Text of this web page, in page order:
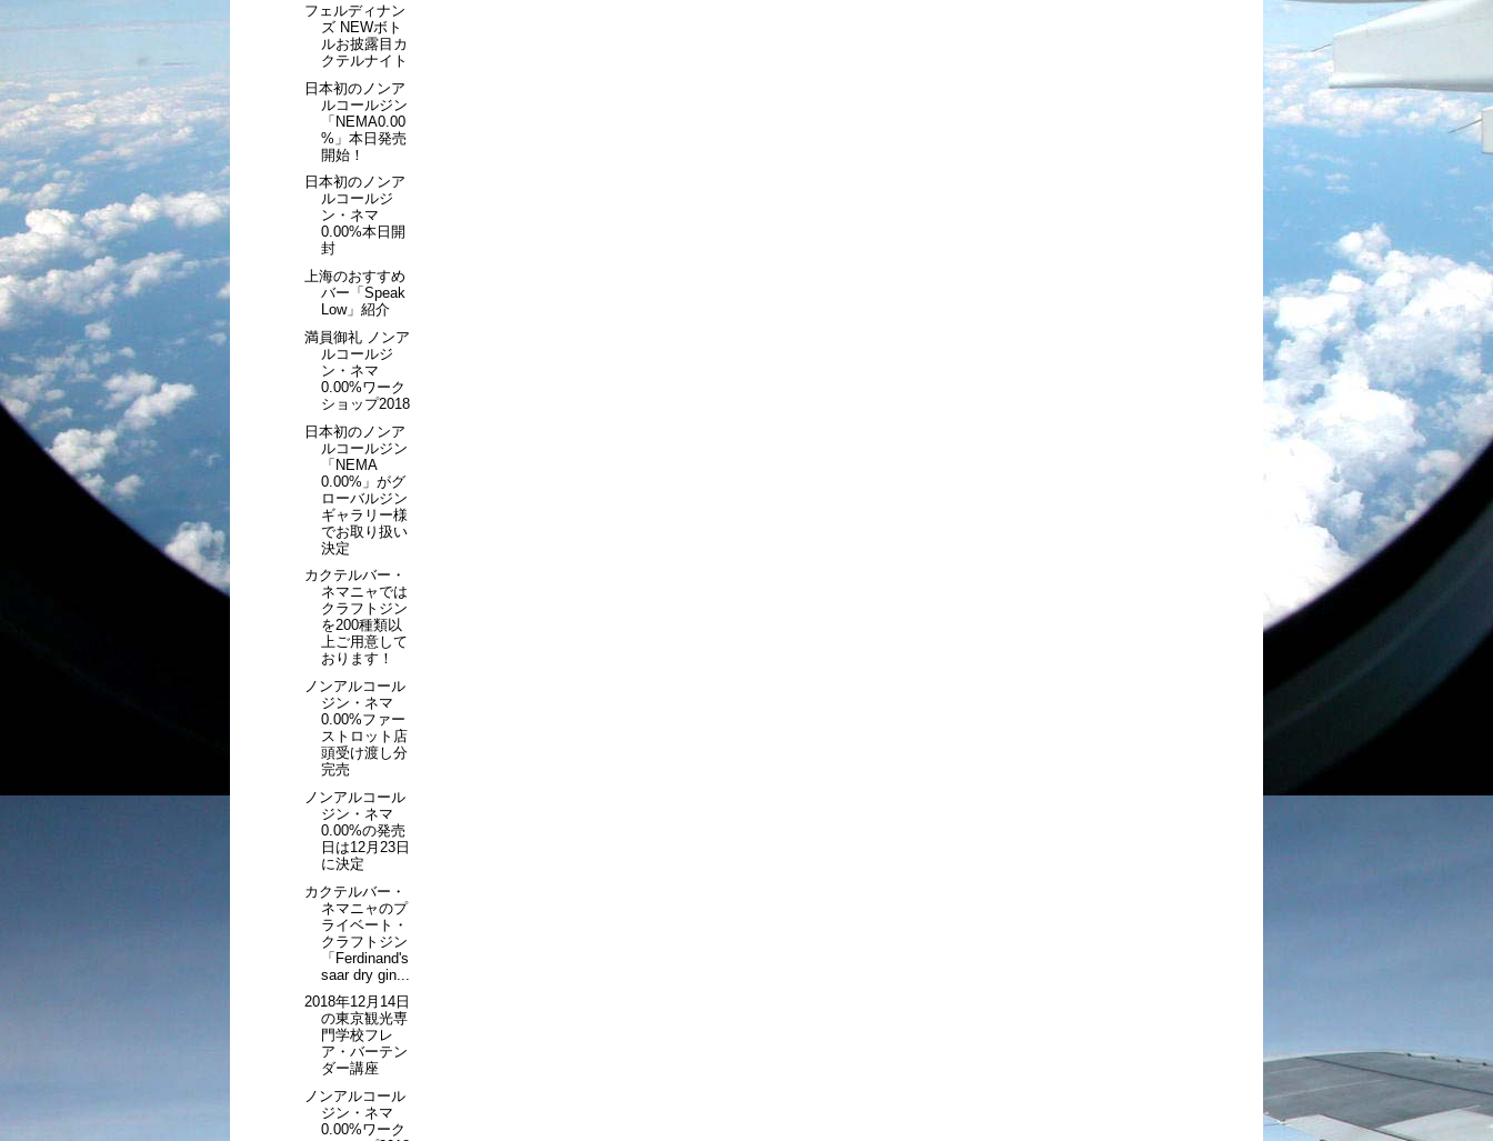
フェルディナン
ズ NEWボト
ルお披露目カ
クテルナイト
日本初のノンア
ルコールジン
「NEMA0.00
%」本日発売
開始！
日本初のノンア
ルコールジ
ン・ネマ
0.00%本日開
封
上海のおすすめ
バー「Speak
Low」紹介
満員御礼 ノンア
ルコールジ
ン・ネマ
0.00%ワーク
ショップ2018
日本初のノンア
ルコールジン
「NEMA
0.00%」がグ
ローバルジン
ギャラリー様
でお取り扱い
決定
カクテルバー・
ネマニャでは
クラフトジン
を200種類以
上ご用意して
おります！
ノンアルコール
ジン・ネマ
0.00%ファー
ストロット店
頭受け渡し分
完売
ノンアルコール
ジン・ネマ
0.00%の発売
日は12月23日
に決定
カクテルバー・
ネマニャのプ
ライベート・
クラフトジン
「Ferdinand's
saar dry gin...
2018年12月14日
の東京観光専
門学校フレ
ア・バーテン
ダー講座
ノンアルコール
ジン・ネマ
0.00%ワーク